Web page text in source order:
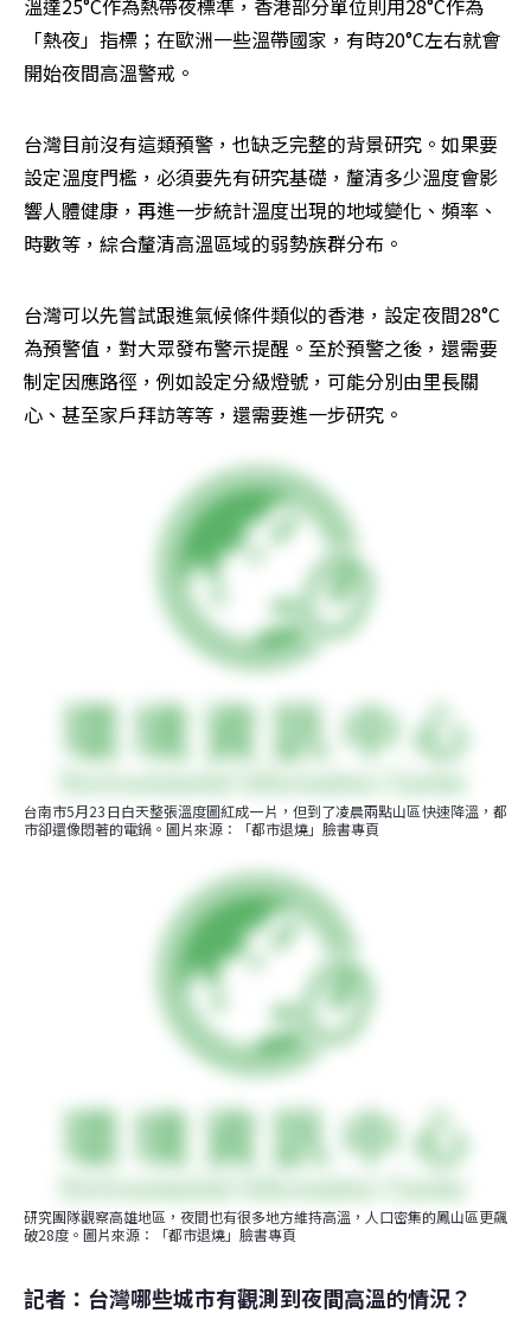
溫達25°C作為熱帶夜標準，香港部分單位則用28°C作為
「熱夜」指標；在歐洲一些溫帶國家，有時20°C左右就會
開始夜間高溫警戒。
台灣目前沒有這類預警，也缺乏完整的背景研究。如果要
設定溫度門檻，必須要先有研究基礎，釐清多少溫度會影
響人體健康，再進一步統計溫度出現的地域變化、頻率、
時數等，綜合釐清高溫區域的弱勢族群分布。
台灣可以先嘗試跟進氣候條件類似的香港，設定夜間28°C
為預警值，對大眾發布警示提醒。至於預警之後，還需要
制定因應路徑，例如設定分級燈號，可能分別由里長關
心、甚至家戶拜訪等等，還需要進一步研究。
台南市5月23日白天整張溫度圖紅成一片，但到了凌晨兩點山區快速降溫，都
市卻還像悶著的電鍋。圖片來源：「都市退燒」臉書專頁
研究團隊觀察高雄地區，夜間也有很多地方維持高溫，人口密集的鳳山區更飆
破28度。圖片來源：「都市退燒」臉書專頁
記者：台灣哪些城市有觀測到夜間高溫的情況？